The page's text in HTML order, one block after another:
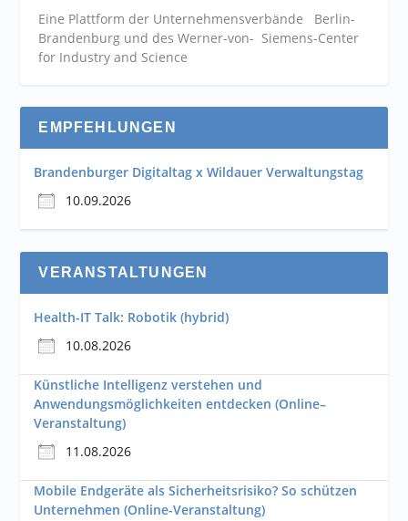
Eine Plattform der Unternehmensverbände Berlin-
Brandenburg und des Werner-von- Siemens-Center
for Industry and Science
EMPFEHLUNGEN
Brandenburger Digitaltag x Wildauer Verwaltungstag
10.09.2026
VERANSTALTUNGEN
Health-IT Talk: Robotik (hybrid)
10.08.2026
Künstliche Intelligenz verstehen und
Anwendungsmöglichkeiten entdecken (Online–
Veranstaltung)
11.08.2026
Mobile Endgeräte als Sicherheitsrisiko? So schützen
Unternehmen (Online-Veranstaltung)